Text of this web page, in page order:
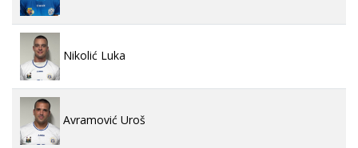
Nikolić Luka
Avramović Uroš